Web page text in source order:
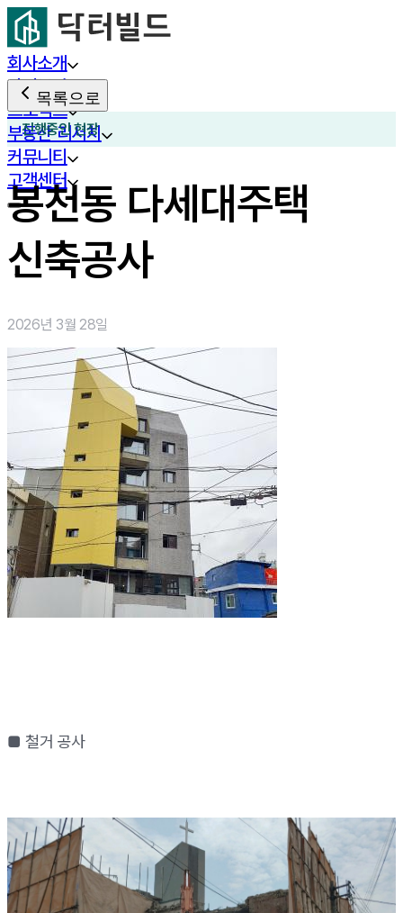
회사소개
사업분야
프로젝트
부동산 리서치
커뮤니티
고객센터
목록으로
진행중인 현장
봉천동 다세대주택
신축공사
2026년 3월 28일
■ 철거 공사